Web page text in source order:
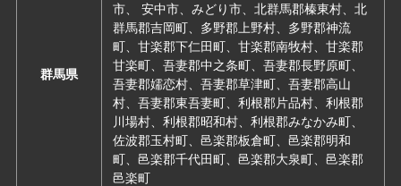
群馬県
市、 安中市、みどり市、北群馬郡榛東村、北
群馬郡吉岡町、多野郡上野村、多野郡神流
町、甘楽郡下仁田町、甘楽郡南牧村、甘楽郡
甘楽町、吾妻郡中之条町、吾妻郡長野原町、
吾妻郡嬬恋村、吾妻郡草津町、吾妻郡高山
村、吾妻郡東吾妻町、利根郡片品村、利根郡
川場村、利根郡昭和村、利根郡みなかみ町、
佐波郡玉村町、邑楽郡板倉町、邑楽郡明和
町、邑楽郡千代田町、邑楽郡大泉町、邑楽郡
邑楽町